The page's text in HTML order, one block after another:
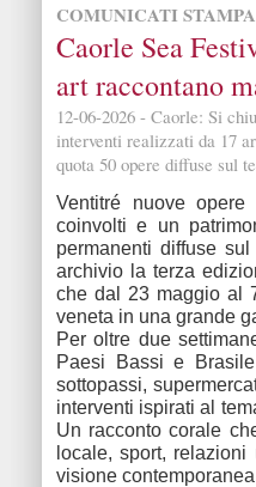
COMUNICATI STAMPA
Caorle Sea
art raccontano
12-06-2026 - Caorle: Si
interventi realizzati da 17
quota 50 opere diffuse sul
Ventitré nuove
coinvolti e un
permanenti diffuse
archivio la terza
che dal 23 maggio al
veneta in una grande
Per oltre due
Paesi Bassi e
sottopassi,
interventi ispirati al
Un racconto corale
locale, sport, relazioni
visione